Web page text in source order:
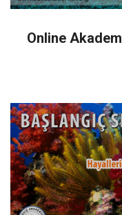
Online